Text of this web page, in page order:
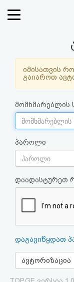
ფოსტა
კითხვა-
პასუხი
ავტორიზაცია
რეგისტრაცია
პაროლის
HTML
კოდი
იმისათვის
გაიაროთ
მომხმარებლის
პაროლი
დაადასტურეთ
დაგავიწყდათ
ავტორიზაცია